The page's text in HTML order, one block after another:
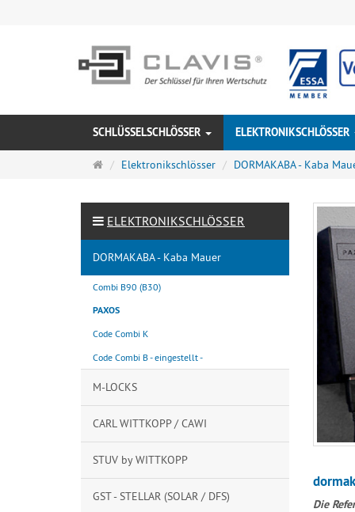
SCHLÜSSELSCHLÖSSER ELEKTRONIKSCHLÖSSER
Startseite
Elektronikschlösser DORMAKABA - Kaba
Die
ELEKTRONIKSCHLÖSSER
DORMAKABA - Kaba Mauer
Combi B90 (B30)
PAXOS
Code Combi K
Code Combi B - eingestellt -
M-LOCKS
CARL WITTKOPP / CAWI
STUV by WITTKOPP
GST - STELLAR (SOLAR / DFS)